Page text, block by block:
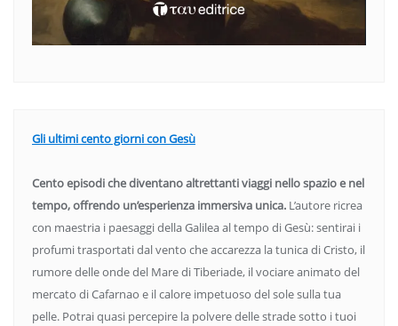
Gli ultimi cento giorni con Gesù
Cento episodi che diventano altrettanti viaggi nello spazio e nel
tempo, offrendo un’esperienza immersiva unica. L’autore ricrea
con maestria i paesaggi della Galilea al tempo di Gesù: sentirai i
profumi trasportati dal vento che accarezza la tunica di Cristo, il
rumore delle onde del Mare di Tiberiade, il vociare animato del
mercato di Cafarnao e il calore impetuoso del sole sulla tua
pelle. Potrai quasi percepire la polvere delle strade sotto i tuoi